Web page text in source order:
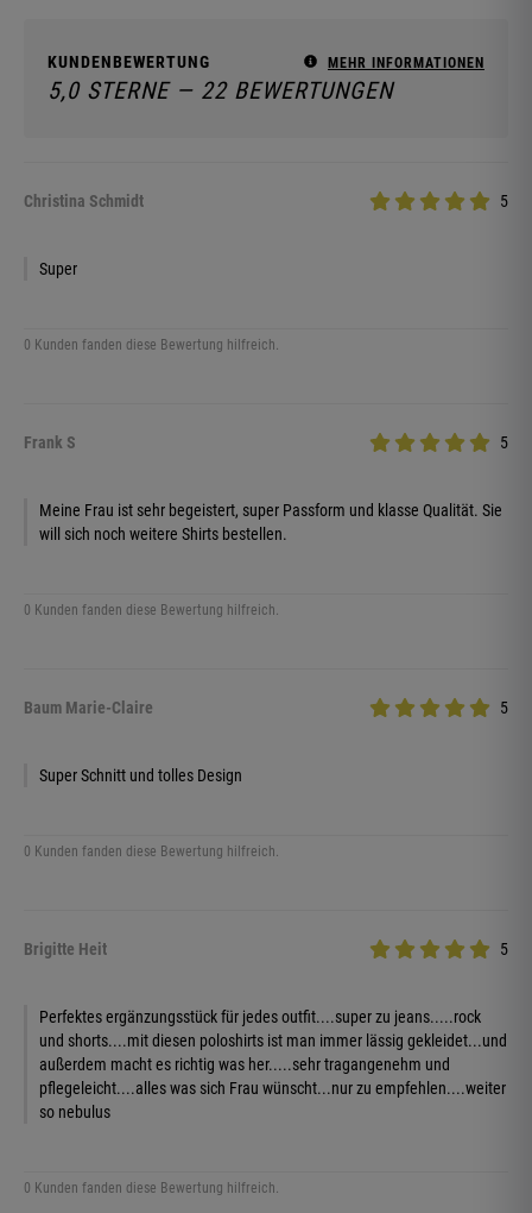
KUNDENBEWERTUNG MEHR INFORMATIONEN
5,0 STERNE — 22 BEWERTUNGEN
Christina Schmidt 5
Super
0 Kunden fanden diese Bewertung hilfreich.
Frank S 5
Meine Frau ist sehr begeistert, super Passform und klasse Qualität. Sie
will sich noch weitere Shirts bestellen.
0 Kunden fanden diese Bewertung hilfreich.
Baum Marie-Claire 5
Super Schnitt und tolles Design
0 Kunden fanden diese Bewertung hilfreich.
Brigitte Heit 5
Perfektes ergänzungsstück für jedes outfit....super zu jeans.....rock
und shorts....mit diesen poloshirts ist man immer lässig gekleidet...und
außerdem macht es richtig was her.....sehr tragangenehm und
pflegeleicht....alles was sich Frau wünscht...nur zu empfehlen....weiter
so nebulus
0 Kunden fanden diese Bewertung hilfreich.